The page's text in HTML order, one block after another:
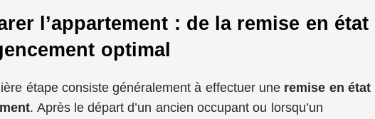
l’appartement : de la remise en état
optimal
étape consiste généralement à effectuer une remise en état
. Après le départ d’un ancien occupant ou lorsqu’un